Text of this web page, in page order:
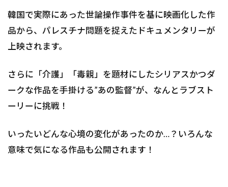
韓国で実際にあった世論操作事件を基に映画化した作
品から、パレスチナ問題を捉えたドキュメンタリーが
上映されます。
さらに「介護」「毒親」を題材にしたシリアスかつダ
ークな作品を手掛ける”あの監督”が、なんとラブスト
ーリーに挑戦！
いったいどんな心境の変化があったのか…？いろんな
意味で気になる作品も公開されます！